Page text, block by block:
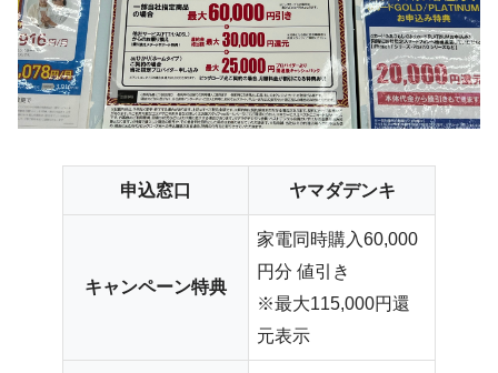
申込窓口 ヤマダデンキ
キャンペーン特典
家電同時購入60,000
円分 値引き
※最大115,000円還
元表示